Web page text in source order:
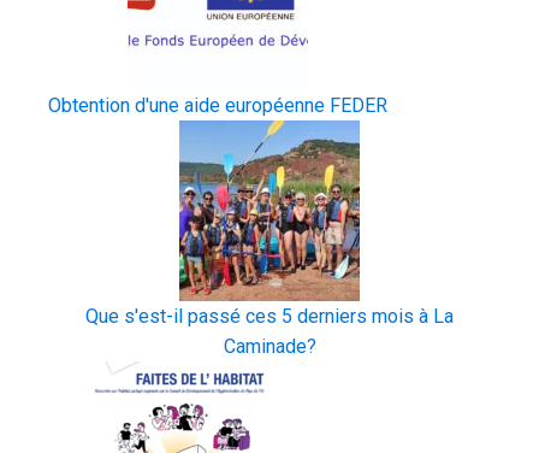
Obtention d'une aide européenne FEDER
Que s'est-il passé ces 5 derniers mois à La
Caminade?